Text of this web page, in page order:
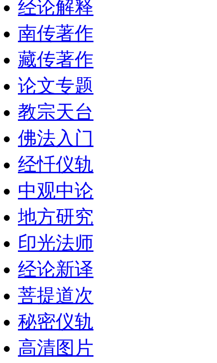
经论解释
南传著作
藏传著作
论文专题
教宗天台
佛法入门
经忏仪轨
中观中论
地方研究
印光法师
经论新译
菩提道次
秘密仪轨
高清图片